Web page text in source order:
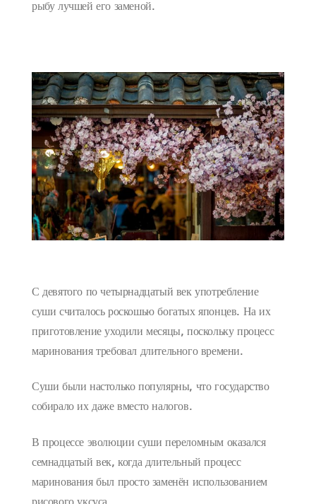
рыбу лучшей его заменой.
С девятого по четырнадцатый век употребление
суши считалось роскошью богатых японцев. На их
приготовление уходили месяцы, поскольку процесс
маринования требовал длительного времени.
Суши были настолько популярны, что государство
собирало их даже вместо налогов.
В процессе эволюции суши переломным оказался
семнадцатый век, когда длительный процесс
маринования был просто заменён использованием